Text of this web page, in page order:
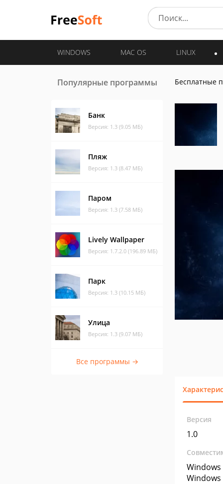
WINDOWS MAC OS LINUX
Популярные программы
Банк
Версия: 1.3 (9.05 МБ)
Пляж
Версия: 1.3 (8.47 МБ)
Паром
Версия: 1.3 (7.58 МБ)
Lively Wallpaper
Версия: 1.7.2.0 (196.89 МБ)
Парк
Версия: 1.3 (10.15 МБ)
Улица
Версия: 1.3 (9.07 МБ)
Все программы →
Бесплатные
Версия
1.0
Windows
Windows